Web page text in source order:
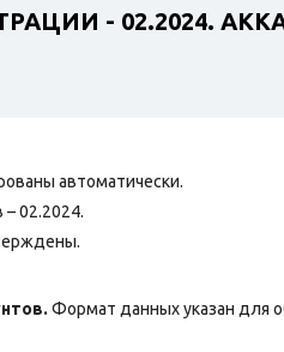
- 02.2024.
автоматически.
– 02.2024.
Формат данных указан для